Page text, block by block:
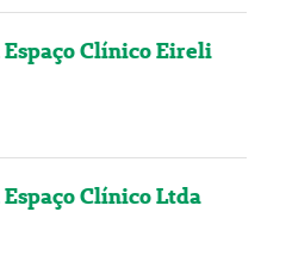
Clínico Eireli
Clínico Ltda